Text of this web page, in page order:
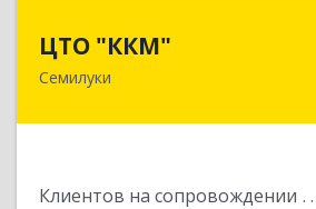
ЦТО "ККМ"
Семилуки
Клиентов на сопровождении